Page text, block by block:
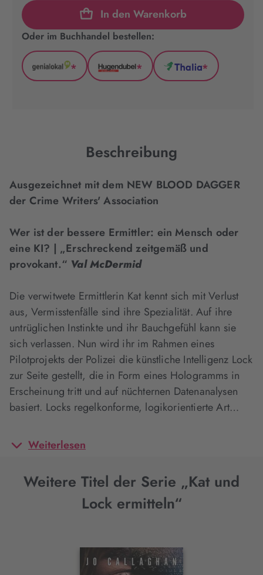
In den Warenkorb
Oder im Buchhandel bestellen:
GenialLokal
*
Hugendubel
*
Thalia
*
Beschreibung
Ausgezeichnet mit dem NEW BLOOD DAGGER
der Crime Writers' Association
Wer ist der bessere Ermittler: ein Mensch oder
eine KI? | „Erschreckend zeitgemäß und
provokant.“ Val McDermid
Die verwitwete Ermittlerin Kat kennt sich mit Verlust
aus, Vermisstenfälle sind ihre Spezialität. Auf ihre
untrüglichen Instinkte und ihr Bauchgefühl kann sie
sich verlassen. Nun wird ihr im Rahmen eines
Pilotprojekts der Polizei die künstliche Intelligenz Lock
zur Seite gestellt, die in Form eines Hologramms in
Erscheinung tritt und auf nüchternen Datenanalysen
basiert. Locks regelkonforme, logikorientierte Art…
Weiterlesen
Weitere Titel der Serie „Kat und
Lock ermitteln“